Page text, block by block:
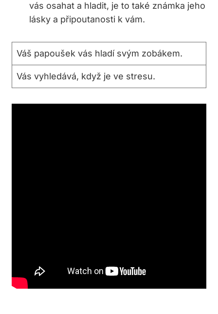
vás osahat a‌ hladit, je to také známka jeho
⁤lásky a připoutanosti k vám.
Váš papoušek vás hladí svým zobákem.
Vás vyhledává, když je ve stresu.